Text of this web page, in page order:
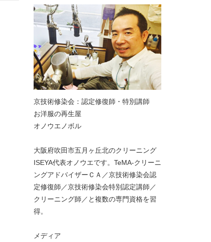
京技術修染会：認定修復師・特別講師
お洋服の再生屋
オノウエノボル
大阪府吹田市五月ヶ丘北のクリーニング
ISEYA代表オノウエです。TeMA-クリーニ
ングアドバイザーＣＡ／京技術修染会認
定修復師／京技術修染会特別認定講師／
クリーニング師／と複数の専門資格を習
得。
メディア